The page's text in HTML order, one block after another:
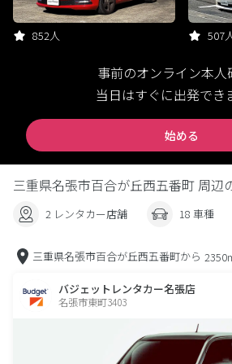
852人 507
事前のオンライン本人
当日はすぐに出発でき
始める
三重県名張市百合が丘西五番町 周辺
2 レンタカー店舗 18 車種
三重県名張市百合が丘西五番町から
バジェットレンタカー名張店
名張市東町3403